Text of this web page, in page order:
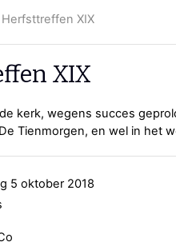
Herfsttreffen XIX
XIX
kerk, wegens succes
Tienmorgen, en wel in het
5 oktober 2018